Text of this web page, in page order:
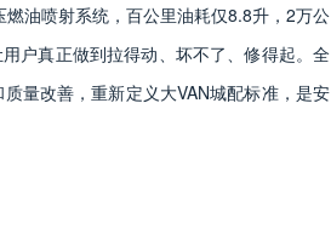
油喷射系统，百公里油耗仅8.8升，2万公
户真正做到拉得动、坏不了、修得起。全
量改善，重新定义大VAN城配标准，是安